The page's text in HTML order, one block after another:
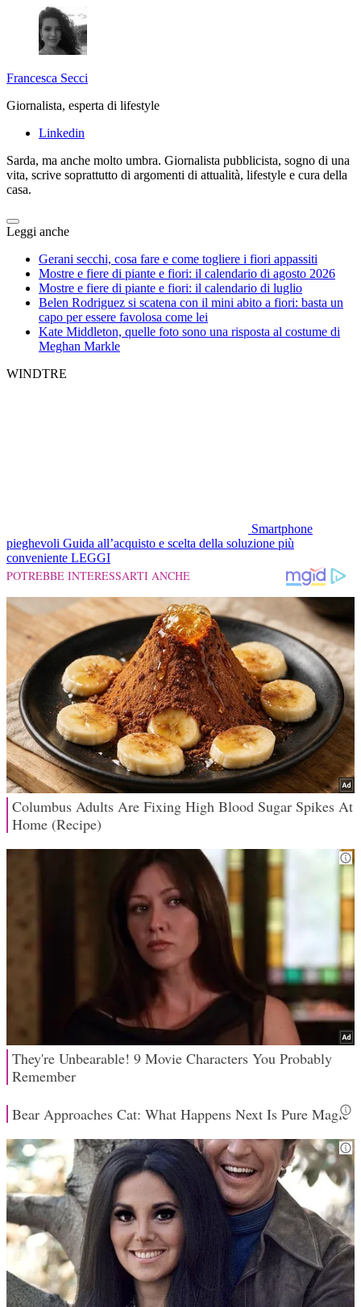
Francesca Secci
Giornalista, esperta di lifestyle
Linkedin
Sarda, ma anche molto umbra. Giornalista pubblicista, sogno di una
vita, scrive soprattutto di argomenti di attualità, lifestyle e cura della
casa.
Leggi anche
Gerani secchi, cosa fare e come togliere i fiori appassiti
Mostre e fiere di piante e fiori: il calendario di agosto 2026
Mostre e fiere di piante e fiori: il calendario di luglio
Belen Rodriguez si scatena con il mini abito a fiori: basta un
capo per essere favolosa come lei
Kate Middleton, quelle foto sono una risposta al costume di
Meghan Markle
WINDTRE
Smartphone
pieghevoli Guida all’acquisto e scelta della soluzione più
conveniente LEGGI